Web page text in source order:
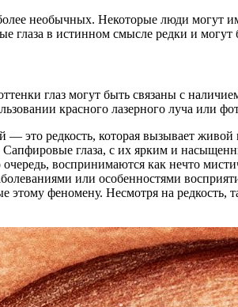
необычных. Некоторые люди могут
глаза в истинном смысле редки и
глаз могут быть связаны с
красного лазерного луча или
это редкость, которая вызывает
глаза, с их ярким и
воспринимаются как нечто
или особенностями
этому феномену. Несмотря на редкость,